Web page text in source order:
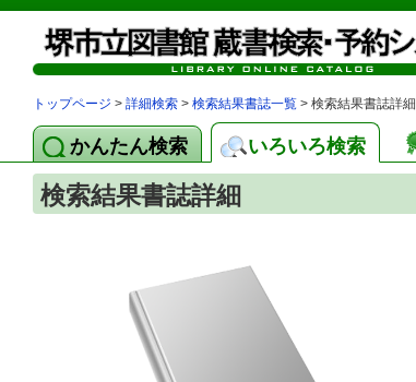
トップページ > 詳細検索 > 検索結果書誌一覧 > 検索結果書誌詳細
かんたん検索 いろいろ検索
検索結果書誌詳細